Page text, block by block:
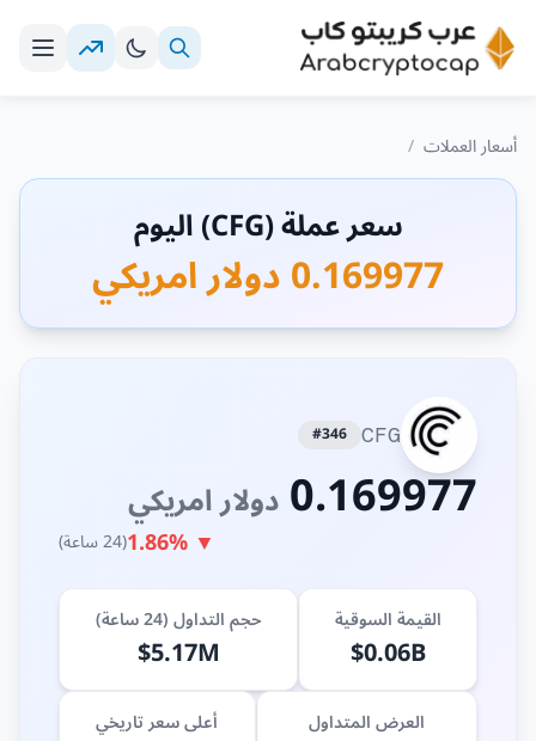
أسعار العملات /
سعر عملة (CFG) اليوم
0.169977 دولار امريكي
CFG
#346
0.169977دولار امريكي
▼ 1.86% (24 ساعة)
القيمة السوقية
$0.06B
حجم التداول (24 ساعة)
$5.17M
العرض المتداول أعلى سعر تاريخي